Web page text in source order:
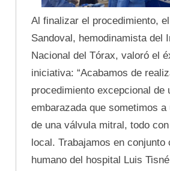
Al finalizar el procedimiento,
Sandoval, hemodinamista del
Nacional del Tórax, valoró el
iniciativa: “Acabamos de
procedimiento excepcional de
embarazada que sometimos a
de una válvula mitral, todo
local. Trabajamos en conjunto
humano del hospital Luis